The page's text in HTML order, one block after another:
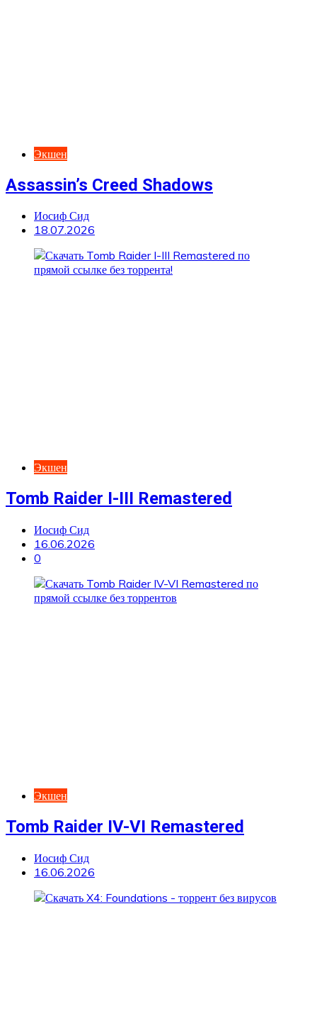
Экшен
Assassin’s Creed Shadows
Иосиф Сид
18.07.2026
Экшен
Tomb Raider I-III Remastered
Иосиф Сид
16.06.2026
0
Экшен
Tomb Raider IV-VI Remastered
Иосиф Сид
16.06.2026